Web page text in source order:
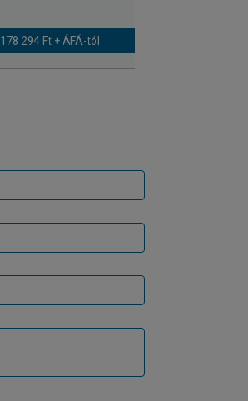
178 294 Ft + ÁFÁ-tól